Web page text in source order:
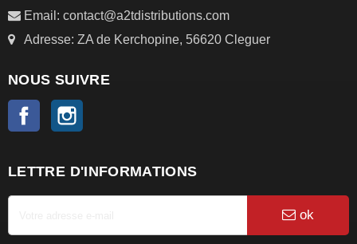
Email: contact@a2tdistributions.com
Adresse: ZA de Kerchopine, 56620 Cleguer
NOUS SUIVRE
Facebook
LETTRE D'INFORMATIONS
ok